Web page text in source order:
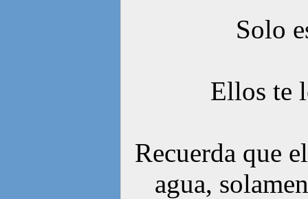
Solo
Ellos te
Recuerda que
agua,